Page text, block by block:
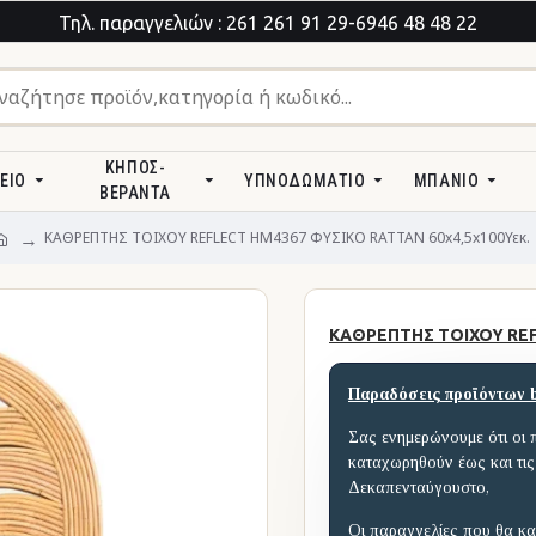
Τηλ. παραγγελιών : 261 261 91 29-6946 48 48 22
ΚΉΠΟΣ-
ΒΕΡΆΝΤΑ
ΥΠΝΟΔΩΜΆΤΙΟ ΜΠΆΝΙΟ
ΚΑΘΡΕΠΤΗΣ ΤΟΙΧΟΥ REFLECT HM4367 ΦΥΣΙΚΟ RATTAN 60x4,5x100Υεκ.
ΚΑΘΡΕΠΤΗΣ ΤΟΙΧΟΥ
Παραδόσεις προϊόντων
Σας ενημερώνουμε ότι οι
καταχωρηθούν έως και
Δεκαπενταύγουστο,
Οι παραγγελίες που θα